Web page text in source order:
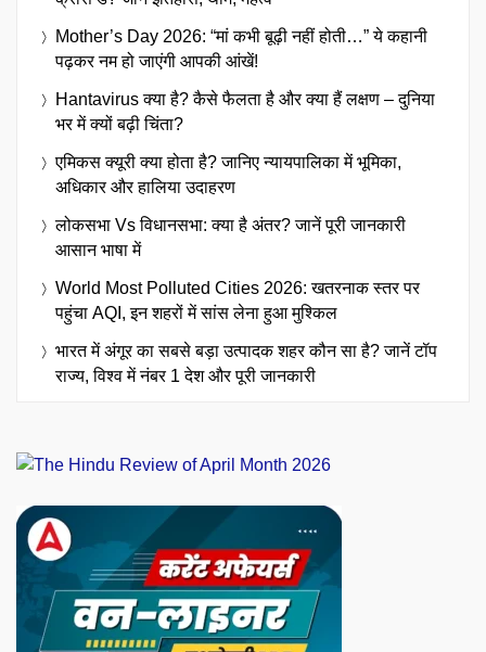
Mother’s Day 2026: “मां कभी बूढ़ी नहीं होती…” ये कहानी
पढ़कर नम हो जाएंगी आपकी आंखें!
Hantavirus क्या है? कैसे फैलता है और क्या हैं लक्षण – दुनिया
भर में क्यों बढ़ी चिंता?
एमिकस क्यूरी क्या होता है? जानिए न्यायपालिका में भूमिका,
अधिकार और हालिया उदाहरण
लोकसभा Vs विधानसभा: क्या है अंतर? जानें पूरी जानकारी
आसान भाषा में
World Most Polluted Cities 2026: खतरनाक स्तर पर
पहुंचा AQI, इन शहरों में सांस लेना हुआ मुश्किल
भारत में अंगूर का सबसे बड़ा उत्पादक शहर कौन सा है? जानें टॉप
राज्य, विश्व में नंबर 1 देश और पूरी जानकारी